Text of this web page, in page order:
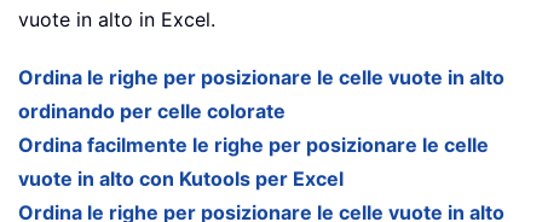
vuote in alto in Excel.
Ordina le righe per posizionare le celle vuote in alto
ordinando per celle colorate
Ordina facilmente le righe per posizionare le celle
vuote in alto con Kutools per Excel
Ordina le righe per posizionare le celle vuote in alto